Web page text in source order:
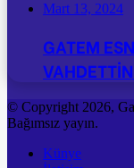
Mart 13, 2024
GATEM
© Copyright 2026,
Bağımsız yayın.
Künye